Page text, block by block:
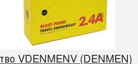
VDENMENV (DENMEN)